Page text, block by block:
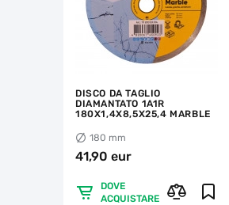
DISCO DA TAGLIO
DIAMANTATO 1A1R
180X1,4X8,5X25,4 MARBLE
180 mm
41,90 eur
DOVE
ACQUISTARE